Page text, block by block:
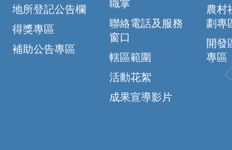
地所登記公告欄
得獎專區
補助公告專區
職掌
聯絡電話及服務
窗口
轄區範圍
活動花絮
成果宣導影片
農村
劃專
開發
專區